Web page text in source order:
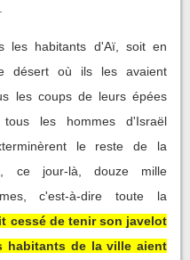
les habitants d'Aï, soit en
désert où ils les avaient
les coups de leurs épées
les hommes d'Israël
le reste de la
ce jour-là, douze mille
c'est-à-dire toute la
cessé de tenir son javelot
habitants de la ville aient